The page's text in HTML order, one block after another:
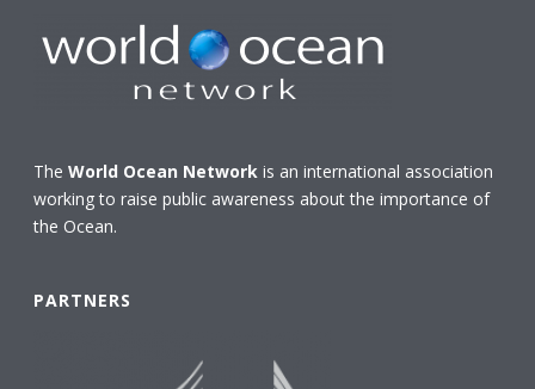
TheWorld Ocean Network is an international association
working to raise public awareness about the importance of
the Ocean.
PARTNERS